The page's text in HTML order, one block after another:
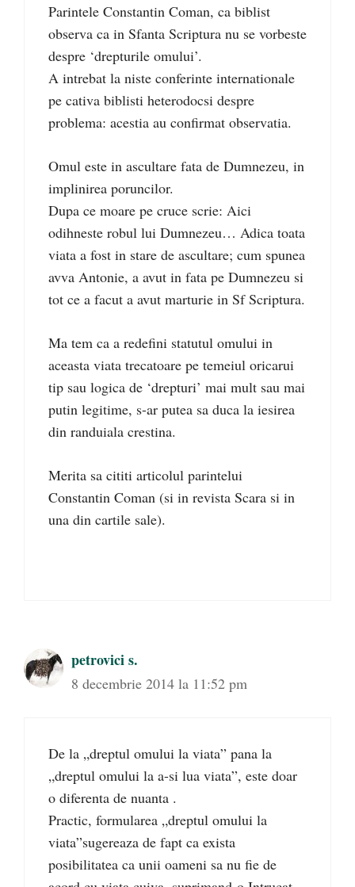
Parintele Constantin Coman, ca biblist
observa ca in Sfanta Scriptura nu se vorbeste
despre ‘drepturile omului’.
A intrebat la niste conferinte internationale
pe cativa biblisti heterodocsi despre
problema: acestia au confirmat observatia.
Omul este in ascultare fata de Dumnezeu, in
implinirea poruncilor.
Dupa ce moare pe cruce scrie: Aici
odihneste robul lui Dumnezeu… Adica toata
viata a fost in stare de ascultare; cum spunea
avva Antonie, a avut in fata pe Dumnezeu si
tot ce a facut a avut marturie in Sf Scriptura.
Ma tem ca a redefini statutul omului in
aceasta viata trecatoare pe temeiul oricarui
tip sau logica de ‘drepturi’ mai mult sau mai
putin legitime, s-ar putea sa duca la iesirea
din randuiala crestina.
Merita sa cititi articolul parintelui
Constantin Coman (si in revista Scara si in
una din cartile sale).
petrovici s.
8 decembrie 2014 la 11:52 pm
De la „dreptul omului la viata” pana la
„dreptul omului la a-si lua viata”, este doar
o diferenta de nuanta .
Practic, formularea „dreptul omului la
viata”sugereaza de fapt ca exista
posibilitatea ca unii oameni sa nu fie de